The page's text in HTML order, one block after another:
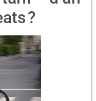
?